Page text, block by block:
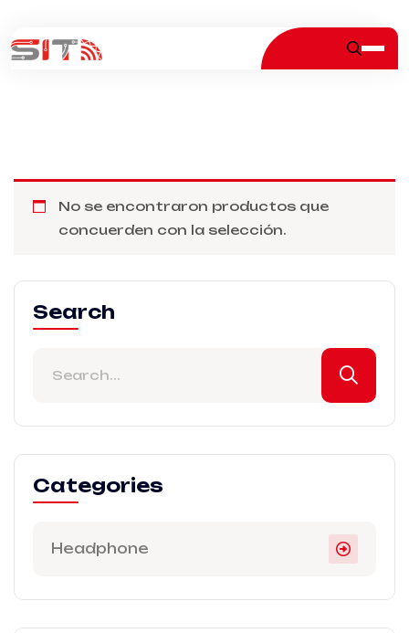
No se encontraron productos que
concuerden con la selección.
Search
Categories
Headphone